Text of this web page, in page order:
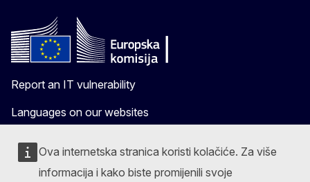
Ova internetska stranica koristi kolačiće. Za više
informacija i kako biste promijenili svoje
Report an IT vulnerability
Languages on our websites
Cookies
Privacy policy